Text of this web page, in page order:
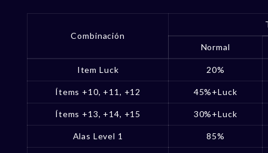
Combinación
Normal
Item Luck 20%
Ítems +10, +11, +12 45%+Luck
Ítems +13, +14, +15 30%+Luck
Alas Level 1 85%